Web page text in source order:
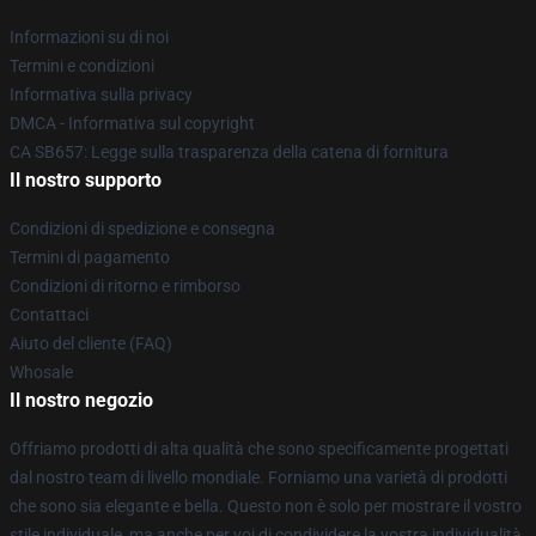
Informazioni su di noi
Termini e condizioni
Informativa sulla privacy
DMCA - Informativa sul copyright
CA SB657: Legge sulla trasparenza della catena di fornitura
Il nostro supporto
Condizioni di spedizione e consegna
Termini di pagamento
Condizioni di ritorno e rimborso
Contattaci
Aiuto del cliente (FAQ)
Whosale
Il nostro negozio
Offriamo prodotti di alta qualità che sono specificamente progettati
dal nostro team di livello mondiale. Forniamo una varietà di prodotti
che sono sia elegante e bella. Questo non è solo per mostrare il vostro